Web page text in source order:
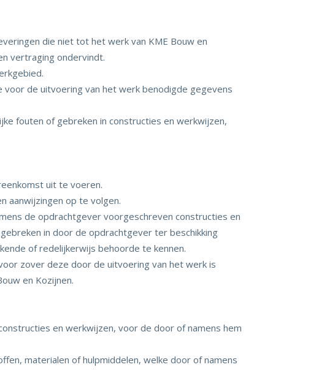
die niet tot het werk van KME Bouw en
vertraging ondervindt.
de uitvoering van het werk benodigde gegevens
fouten of gebreken in constructies en werkwijzen,
uit te voeren.
aanwijzingen op te volgen.
de opdrachtgever voorgeschreven constructies en
in door de opdrachtgever ter beschikking
of redelijkerwijs behoorde te kennen.
zover deze door de uitvoering van het werk is
en Kozijnen.
en werkwijzen, voor de door of namens hem
materialen of hulpmiddelen, welke door of namens